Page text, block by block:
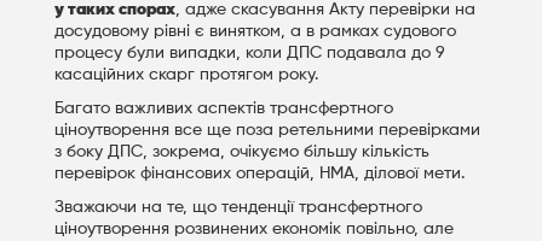
у таких спорах, адже скасування Акту перевірки на
досудовому рівні є винятком, а в рамках судового
процесу були випадки, коли ДПС подавала до 9
касаційних скарг протягом року.
Багато важливих аспектів трансфертного
ціноутворення все ще поза ретельними перевірками
з боку ДПС, зокрема, очікуємо більшу кількість
перевірок фінансових операцій, HMA, ділової мети.
Зважаючи на те, що тенденції трансфертного
ціноутворення розвинених економік повільно, але